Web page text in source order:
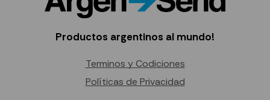
Productos argentinos al mundo!
Terminos y Codiciones
Políticas de Privacidad